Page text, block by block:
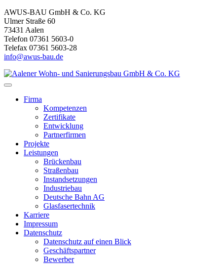
AWUS-BAU GmbH & Co. KG
Ulmer Straße 60
73431 Aalen
Telefon 07361 5603-0
Telefax 07361 5603-28
info@awus-bau.de
Firma
Kompetenzen
Zertifikate
Entwicklung
Partnerfirmen
Projekte
Leistungen
Brückenbau
Straßenbau
Instandsetzungen
Industriebau
Deutsche Bahn AG
Glasfasertechnik
Karriere
Impressum
Datenschutz
Datenschutz auf einen Blick
Geschäftspartner
Bewerber